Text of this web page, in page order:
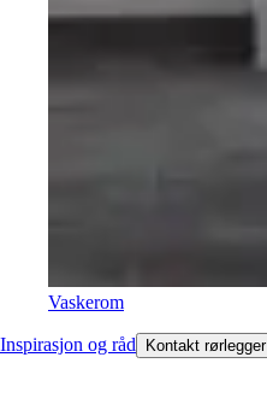
Vaskerom
Inspirasjon og råd Kontakt rørlegger